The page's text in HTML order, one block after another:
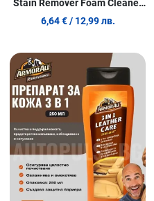
Stain Remover Foam Cleaner
400 мл
6,64 € / 12,99 лв.